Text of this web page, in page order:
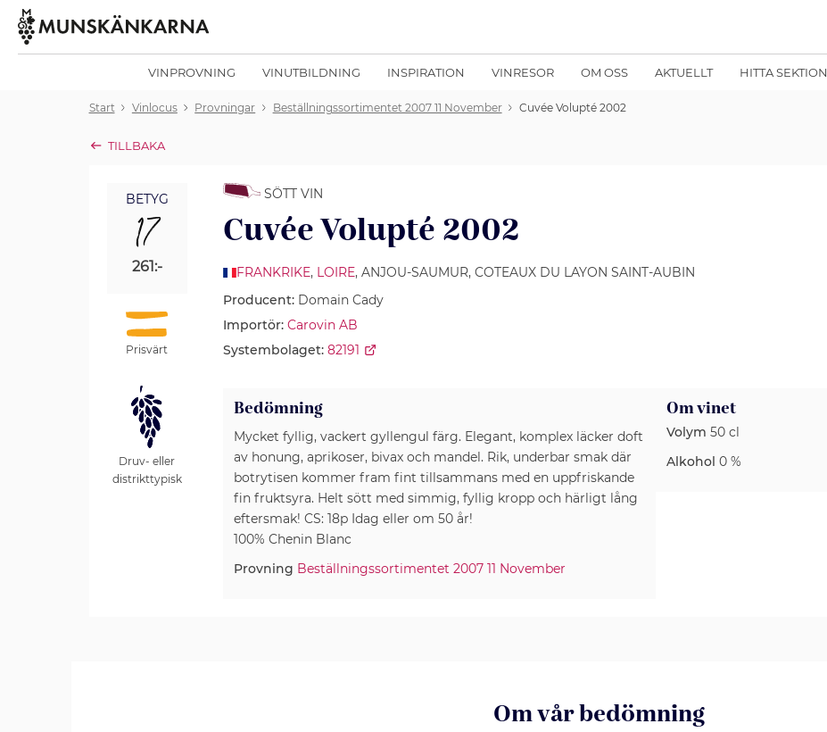
VINPROVNING VINUTBILDNING INSPIRATION VINRESOR OM OSS AKTUELLT HITTA SEKTION
Start Vinlocus Provningar Beställningssortimentet 2007 11 November Cuvée Volupté 2002
TILLBAKA
BETYG
17
261:-
Prisvärt
Druv- eller
distrikttypisk
SÖTT VIN
Cuvée Volupté 2002
FRANKRIKE, LOIRE, ANJOU-SAUMUR, COTEAUX DU LAYON SAINT-AUBIN
Producent:Domain Cady
Importör: Carovin AB
Systembolaget: 82191
Bedömning
Mycket fyllig, vackert gyllengul färg. Elegant, komplex läcker doft
av honung, aprikoser, bivax och mandel. Rik, underbar smak där
botrytisen kommer fram fint tillsammans med en uppfriskande
fin fruktsyra. Helt sött med simmig, fyllig kropp och härligt lång
eftersmak! CS: 18p Idag eller om 50 år!
100% Chenin Blanc
Provning Beställningssortimentet 2007 11 November
Om vinet
Volym 50 cl
Alkohol 0 %
Om vår bedömning